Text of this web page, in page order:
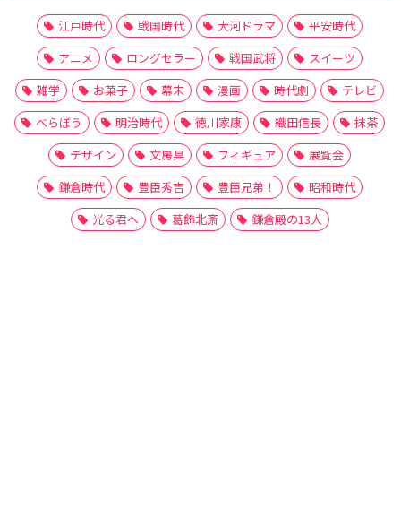
江戸時代 戦国時代 大河ドラマ
平安時代
アニメ
ロングセラー 戦国武将
スイーツ
雑学
お菓子 幕末 漫画 時代劇
テレビ
べらぼう
明治時代 徳川家康 織田信長
抹茶
デザイン
文房具 フィギュア
展覧会
鎌倉時代
豊臣秀吉 豊臣兄弟！
昭和時代
光る君へ
葛飾北斎 鎌倉殿の13人